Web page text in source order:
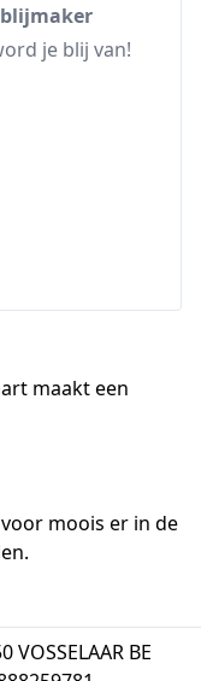
blijmaker
je blij van!
maakt een
moois er in de
VOSSELAAR BE